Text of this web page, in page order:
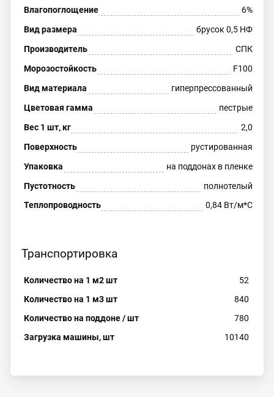
Влагопоглощение
6%
Вид размера
брусок 0,5 НФ
Производитель
СПК
Морозостойкость
F100
Вид материала
гиперпрессованный
Цветовая гамма
пестрые
Вес 1 шт, кг
2,0
Поверхность
рустированная
Упаковка
на поддонах в пленке
Пустотность
полнотелый
Теплопроводность
0,84 Вт/м*С
Транспортировка
Количество на 1 м2 шт
52
Количество на 1 м3 шт
840
Количество на поддоне / шт
780
Загрузка машины, шт
10140